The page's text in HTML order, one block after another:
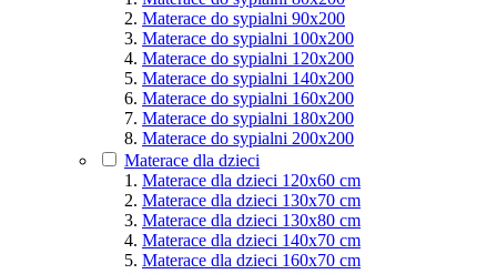
Materace naturalne
Materace ortopedyczne
Materace multipocket
Materace premium
Materace dla seniorów
Materace dla par
Materace dla alergików
Materace dla osób aktywnych
Podział wg rozmiarów
Materace do sypialni 90x200
Materace do sypialni 100x200
Materace do sypialni 120x200
Materace do sypialni 140x200
Materace do sypialni 160x200
Materace do sypialni 180x200
Materace do sypialni 200x200
Materace dla dzieci
Materace dla dzieci 120x60 cm
Materace dla dzieci 130x70 cm
Materace dla dzieci 130x80 cm
Materace dla dzieci 140x70 cm
Materace dla dzieci 160x70 cm